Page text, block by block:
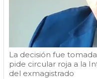
La decisión fue
pide circular roja a la
del exmagistrado